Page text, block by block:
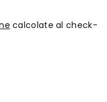
calcolate al check-